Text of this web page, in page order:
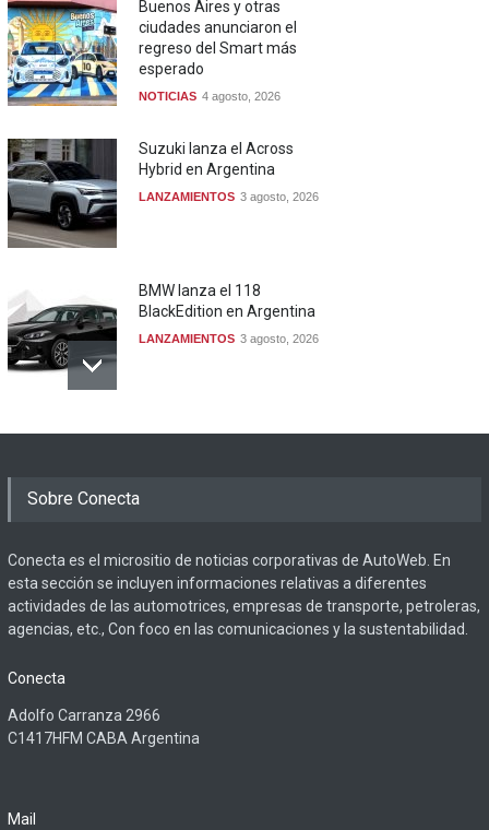
Buenos Aires y otras
ciudades anunciaron el
regreso del Smart más
esperado
NOTICIAS 4 agosto, 2026
Suzuki lanza el Across
Hybrid en Argentina
LANZAMIENTOS 3 agosto, 2026
BMW lanza el 118
BlackEdition en Argentina
LANZAMIENTOS 3 agosto, 2026
Sobre Conecta
Conecta es el micrositio de noticias corporativas de AutoWeb. En
esta sección se incluyen informaciones relativas a diferentes
actividades de las automotrices, empresas de transporte, petroleras,
agencias, etc., Con foco en las comunicaciones y la sustentabilidad.
Conecta
Adolfo Carranza 2966
C1417HFM CABA Argentina
Mail